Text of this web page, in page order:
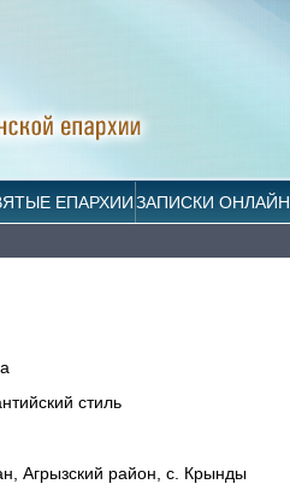
ЕПАРХИИЗАПИСКИ ОНЛАЙН
стиль
Агрызский район, с. Крынды